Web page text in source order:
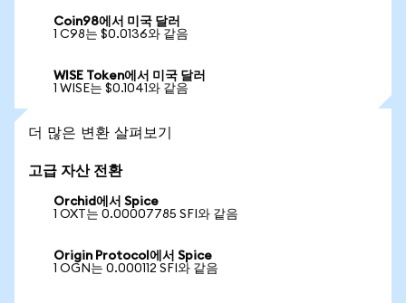
Coin98에서 미국 달러
1 C98는 $0.0136와 같음
WISE Token에서 미국 달러
1 WISE는 $0.1041와 같음
더 많은 변환 살펴보기
고급 자산 전환
Orchid에서 Spice
1 OXT는 0.00007785 SFI와 같음
Origin Protocol에서 Spice
1 OGN는 0.000112 SFI와 같음